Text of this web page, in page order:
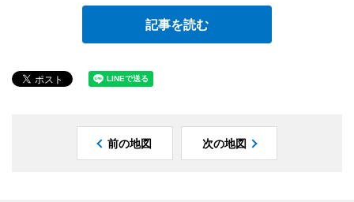
記事を読む
前の地図 次の地図